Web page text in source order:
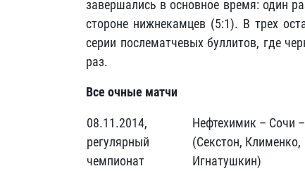
завершались в основное время: один
стороне нижнекамцев (5:1). В трех
серии послематчевых буллитов, где
раз.
Все очные матчи
08.11.2014,
регулярный
чемпионат
Нефтехимик – Сочи
(Секстон,
Игнатушкин)